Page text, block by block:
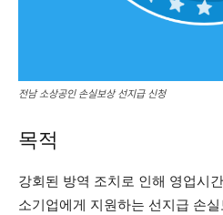
전남 소상공인 손실보상 선지급 신청
목적
강회된 방역 조치로 인해 영업시
소기업에게 지원하는 선지급 손